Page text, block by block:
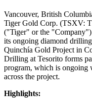
Vancouver, British
Tiger Gold Corp. (TSXV:
("Tiger" or the "Company")
its ongoing diamond
Quinchía Gold Project in
Drilling at Tesorito forms
program, which is ongoing
across the project.
Highlights: